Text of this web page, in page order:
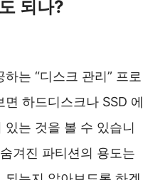
되나?
는 “디스크 관리” 프로
면 하드디스크나 SSD 에
있는 것을 볼 수 있습니
겨진 파티션의 용도는